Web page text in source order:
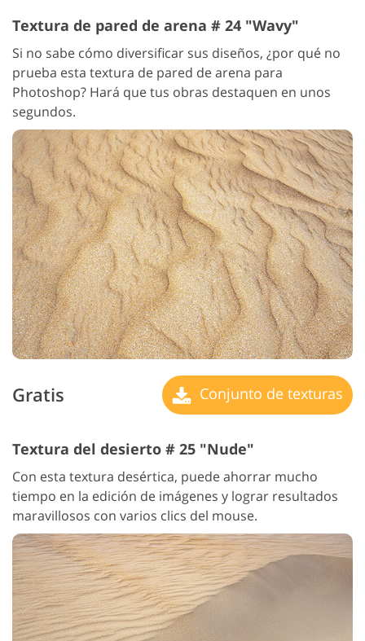
Textura de pared de arena # 24 "Wavy"
Si no sabe cómo diversificar sus diseños, ¿por qué no
prueba esta textura de pared de arena para
Photoshop? Hará que tus obras destaquen en unos
segundos.
Gratis Conjunto de texturas
Textura del desierto # 25 "Nude"
Con esta textura desértica, puede ahorrar mucho
tiempo en la edición de imágenes y lograr resultados
maravillosos con varios clics del mouse.